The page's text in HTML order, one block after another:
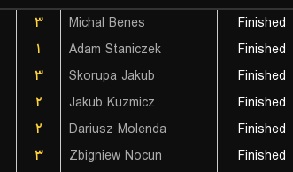
۳ Michal Benes Finished
۱ Adam Staniczek Finished
۳ Skorupa Jakub Finished
۲ Jakub Kuzmicz Finished
۲ Dariusz Molenda Finished
۳ Zbigniew Nocun Finished